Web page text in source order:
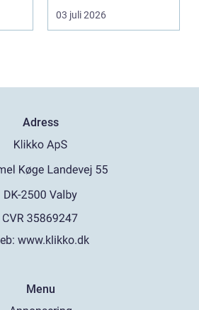
de ska, trygg strö...
03 juli 2026
Adress
www.klikko.dk
Menu